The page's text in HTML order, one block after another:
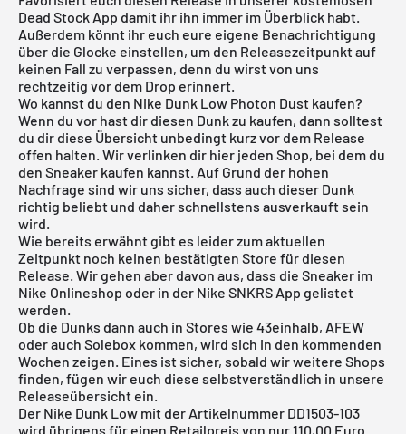
Dead Stock App damit ihr ihn immer im Überblick habt.
Außerdem könnt ihr euch eure eigene Benachrichtigung
über die Glocke einstellen, um den Releasezeitpunkt auf
keinen Fall zu verpassen, denn du wirst von uns
rechtzeitig vor dem Drop erinnert.
Wo kannst du den Nike Dunk Low Photon Dust kaufen?
Wenn du vor hast dir diesen Dunk zu kaufen, dann solltest
du dir diese Übersicht unbedingt kurz vor dem Release
offen halten. Wir verlinken dir hier jeden Shop, bei dem du
den Sneaker kaufen kannst. Auf Grund der hohen
Nachfrage sind wir uns sicher, dass auch dieser Dunk
richtig beliebt und daher schnellstens ausverkauft sein
wird.
Wie bereits erwähnt gibt es leider zum aktuellen
Zeitpunkt noch keinen bestätigten Store für diesen
Release. Wir gehen aber davon aus, dass die Sneaker im
Nike Onlineshop oder in der Nike SNKRS App gelistet
werden.
Ob die Dunks dann auch in Stores wie 43einhalb, AFEW
oder auch Solebox kommen, wird sich in den kommenden
Wochen zeigen. Eines ist sicher, sobald wir weitere Shops
finden, fügen wir euch diese selbstverständlich in unsere
Releaseübersicht ein.
Der Nike Dunk Low mit der Artikelnummer DD1503-103
wird übrigens für einen Retailpreis von nur 110,00 Euro